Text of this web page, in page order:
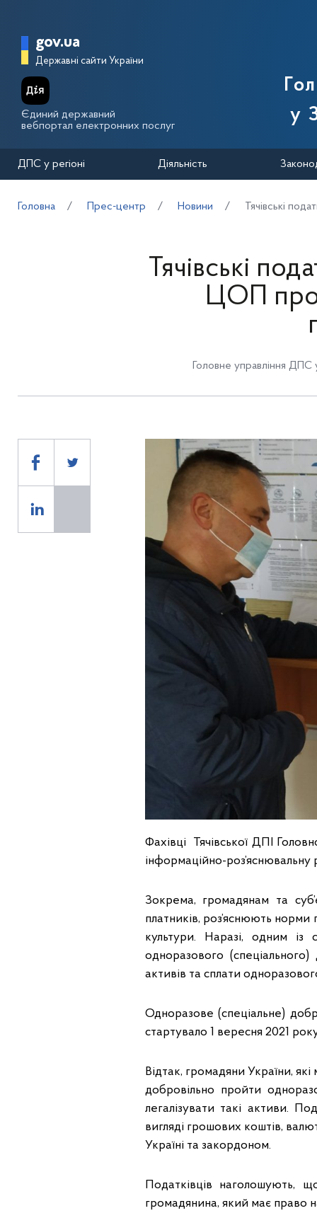
Головна сторінка Державної
gov.ua
Державні сайти України
Єдиний державний
вебпортал електронних послуг
у
ДПС у регіоні Діяльність
Головна Прес-центр Новини Тячівські
Тячівські
ЦОП про
Головне управління ДПС
Фахівці Тячівської ДПІ
інформаційно-
Зокрема, громадянам та
платників, роз’яснюють
культури. Наразі, одним із
одноразового
активів та сплати
Одноразове (спеціальне)
стартувало 1 вересня 2021
Відтак, громадяни України,
добровільно пройти
легалізувати такі активи.
вигляді грошових коштів,
Україні та закордоном.
Податківців наголошують,
громадянина, який має право